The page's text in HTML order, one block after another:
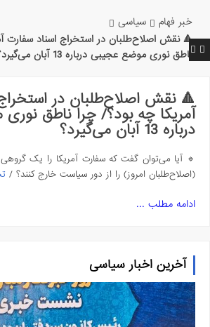
خبر فهام
سیاسی
🔺 نقش اصلاح‌طلبان در استخراج اسناد سفارت
ناطق نوری موضع عجیبی درباره 13 آبان می‌گیرد؟
🔺 نقش اصلاح‌طلبان در
آمریکا چه بود؟/ چرا ناطق
درباره 13 آبان می‌گیرد؟
🔹 آیا می‌توان گفت که سفارت آمریکا را یک
(اصلاح‌طلبان امروز) را از دور سیاست خارج کنند؟ /
ادامه مطلب ...
آخرین اخبار سیاسی